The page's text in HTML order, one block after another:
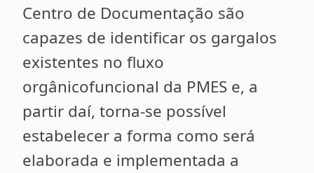
Centro de Documentação são
capazes de identificar os gargalos
existentes no fluxo
orgânicofuncional da PMES e, a
partir daí, torna-se possível
estabelecer a forma como será
elaborada e implementada a